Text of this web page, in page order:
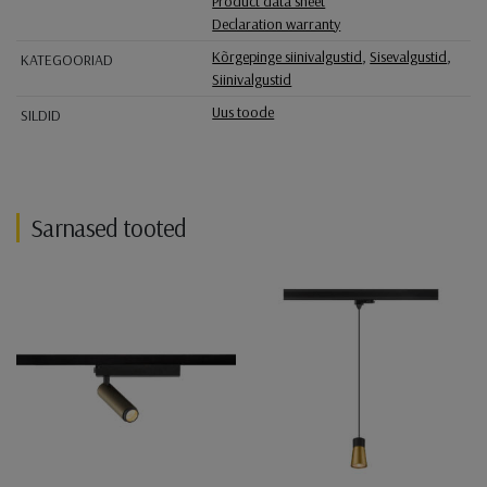
Declaration warranty
KATEGOORIAD
Kõrgepinge siinivalgustid,Sisevalgustid,
Siinivalgustid
SILDID
Uus toode
Sarnased tooted